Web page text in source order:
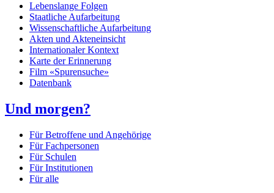
Lebenslange Folgen
Staatliche Aufarbeitung
Wissenschaftliche Aufarbeitung
Akten und Akteneinsicht
Internationaler Kontext
Karte der Erinnerung
Film «Spurensuche»
Datenbank
Und morgen?
Für Betroffene und Angehörige
Für Fachpersonen
Für Schulen
Für Institutionen
Für alle